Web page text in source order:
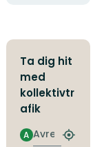
Ta dig hit
med
kollektivtr
afik
Avresa
A
Hitta